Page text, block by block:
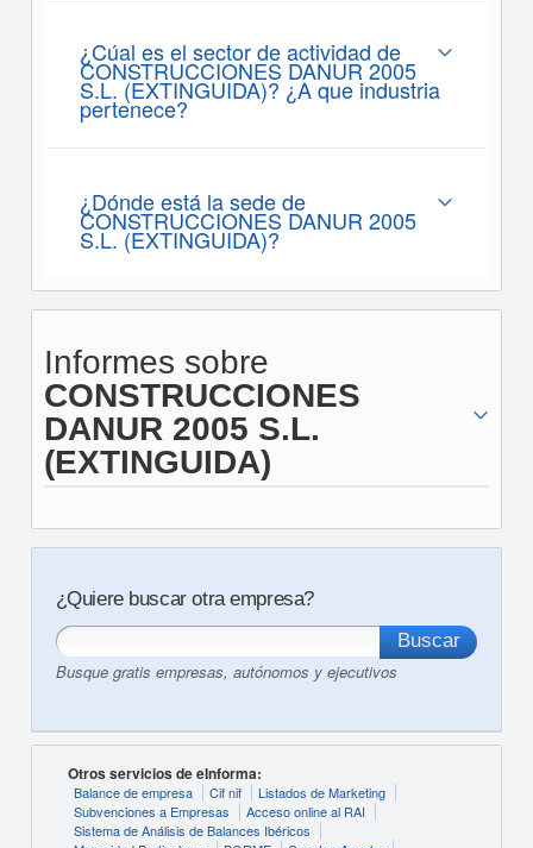
¿Cúal es el sector de actividad de
CONSTRUCCIONES DANUR 2005
S.L. (EXTINGUIDA)? ¿A que industria
pertenece?
¿Dónde está la sede de
CONSTRUCCIONES DANUR 2005
S.L. (EXTINGUIDA)?
Informes sobre
CONSTRUCCIONES
DANUR 2005 S.L.
(EXTINGUIDA)
¿Quiere buscar otra empresa?
Busque gratis empresas, autónomos y ejecutivos
Otros servicios de eInforma:
Balance de empresa Cif nif
Listados de Marketing
Subvenciones a Empresas
Acceso online al RAI
Sistema de Análisis de Balances Ibéricos